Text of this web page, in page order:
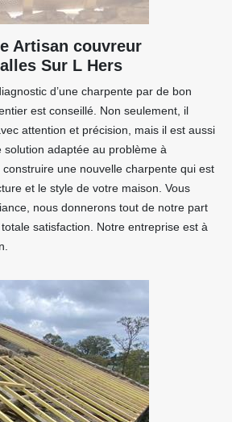
Artisan couvreur
Sur L Hers
d’une charpente par de bon
est conseillé. Non seulement, il
attention et précision, mais il est aussi
adaptée au problème à
construire une nouvelle charpente qui est
et le style de votre maison. Vous
nous donnerons tout de notre part
satisfaction. Notre entreprise est à